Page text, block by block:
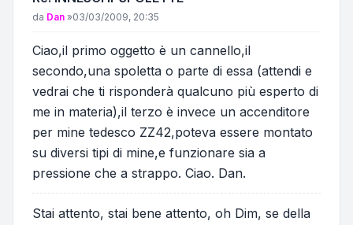
Messaggio
da Dan »03/03/2009, 20:35
Ciao,il primo oggetto è un cannello,il
secondo,una spoletta o parte di essa (attendi e
vedrai che ti risponderà qualcuno più esperto di
me in materia),il terzo è invece un accenditore
per mine tedesco ZZ42,poteva essere montato
su diversi tipi di mine,e funzionare sia a
pressione che a strappo. Ciao. Dan.
Stai attento, stai bene attento, oh Dim, se della